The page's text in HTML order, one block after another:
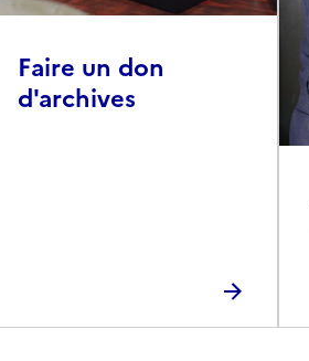
Faire un don
d'archives